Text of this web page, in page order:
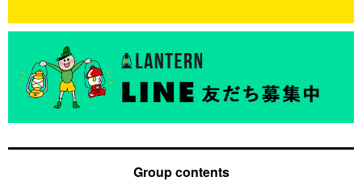
Group contents